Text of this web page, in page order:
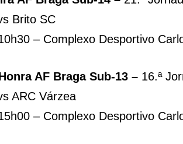
Brito SC
– Complexo Desportivo
AF Braga Sub-13 – 16.ª
ARC Várzea
– Complexo Desportivo